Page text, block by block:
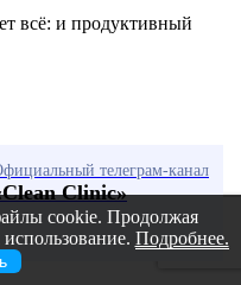
всё: и продуктивный
на грани выгорания.
и
телеграм-канал
Clinic»
cookie. Продолжая
Подробнее.